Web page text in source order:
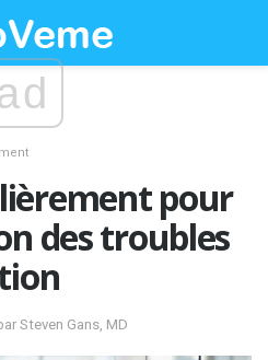
pour
des troubles
Steven Gans, MD